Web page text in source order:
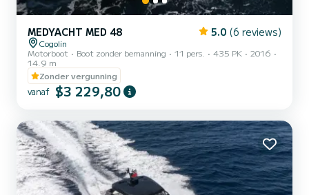
MEDYACHT MED 48 5.0 (6 reviews)
Cogolin
Motorboot
Boot zonder bemanning 11 pers. 435 PK
2016
14.9 m
Zonder vergunning
vanaf $3 229,80